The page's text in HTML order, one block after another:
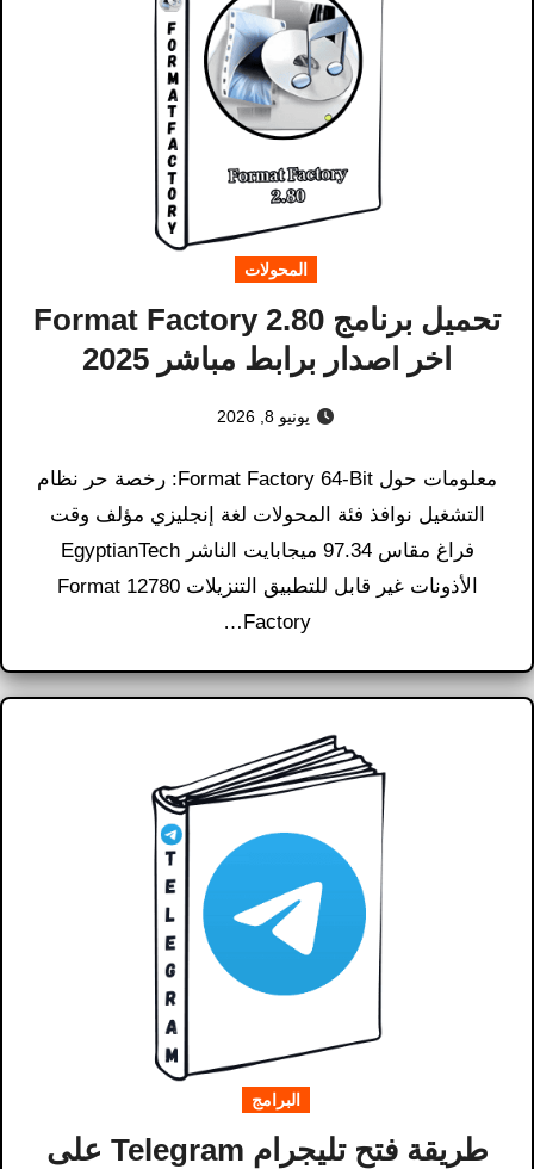
المحولات
تحميل برنامج Format Factory 2.80
اخر اصدار برابط مباشر 2025
يونيو 8, 2026
معلومات حول Format Factory 64-Bit: رخصة حر نظام
التشغيل نوافذ فئة المحولات لغة إنجليزي مؤلف وقت
فراغ مقاس 97.34 ميجابايت الناشر EgyptianTech
الأذونات غير قابل للتطبيق التنزيلات 12780 Format
Factory…
البرامج
طريقة فتح تليجرام Telegram على